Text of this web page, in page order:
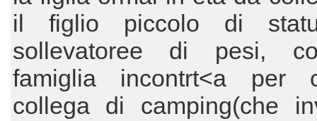
il figlio piccolo di
sollevatoree di pesi,
famiglia incontrt<a per
collega di camping(che